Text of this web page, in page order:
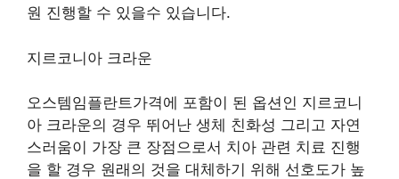
원 진행할 수 있을수 있습니다.
지르코니아 크라운
오스템임플란트가격에 포함이 된 옵션인 지르코니
아 크라운의 경우 뛰어난 생체 친화성 그리고 자연
스러움이 가장 큰 장점으로서 치아 관련 치료 진행
을 할 경우 원래의 것을 대체하기 위해 선호도가 높